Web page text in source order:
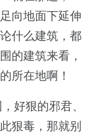
向地面下延伸
什么建筑，都
的建筑来看，
所在地啊！
好狠的邪君、
狠毒，那就别